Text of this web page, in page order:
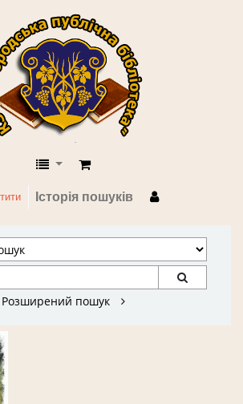
КЗ "Ужгородська публічна
Історія пошуків
Розширений пошук